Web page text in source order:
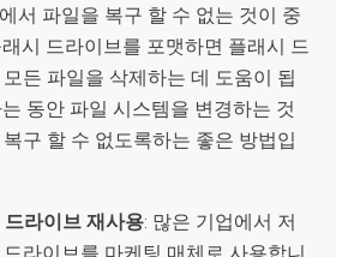
서 파일을 복구 할 수 없는 것이 중
시 드라이브를 포맷하면 플래시 드
든 파일을 삭제하는 데 도움이 됩
동안 파일 시스템을 변경하는 것
구 할 수 없도록하는 좋은 방법입
라이브 재사용: 많은 기업에서 저
라이브를 마케팅 매체로 사용합니